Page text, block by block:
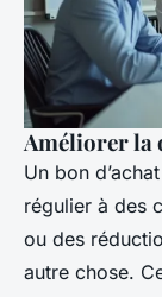
Améliorer la
Un bon
régulier à des
ou des
autre chose.